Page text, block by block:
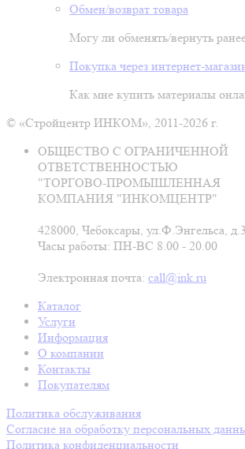
Обмен/возврат товара
Могу ли обменять/вернуть
Покупка через интернет-
Как мне купить материалы
© «Стройцентр ИНКОМ», 2011-2026 г.
ОБЩЕСТВО С ОГРАНИЧЕННОЙ
ОТВЕТСТВЕННОСТЬЮ
"ТОРГОВО-ПРОМЫШЛЕННАЯ
КОМПАНИЯ "ИНКОМЦЕНТР"
428000, Чебоксары, ул.Ф.Энгельса,
Часы работы: ПН-ВС 8.00 - 20.00
Электронная почта: call@ink.ru
Каталог
Услуги
Информация
О компании
Контакты
Покупателям
Политика обслуживания
Согласие на обработку персональных
Политика конфиденциальности